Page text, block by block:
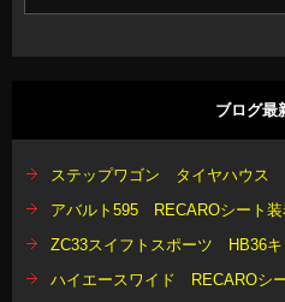
ブログ最
ステップワゴン タイヤハウス
アバルト595 RECAROシート装
ZC33スイフトスポーツ HB36
ハイエースワイド RECAROシ